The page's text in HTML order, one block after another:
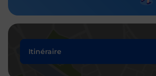
Itinéraire